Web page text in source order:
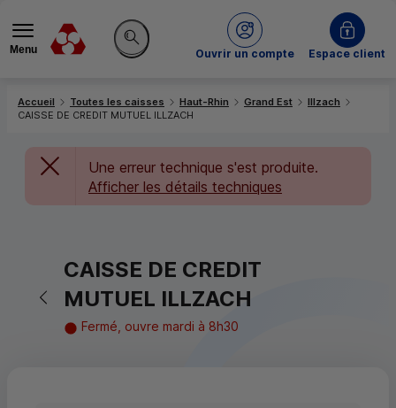
Menu
Rechercher sur le site
Ouvrir un compte
du Crédit MutuelEspace client
Accueil Toutes les caisses Haut-Rhin Grand Est
Illzach
CAISSE DE CREDIT MUTUEL ILLZACH
Une erreur technique s'est produite.
Afficher les détails techniques
Retour vers la page précédente
CAISSE DE CREDIT
MUTUEL ILLZACH
Fermé, ouvre mardi à 8h30